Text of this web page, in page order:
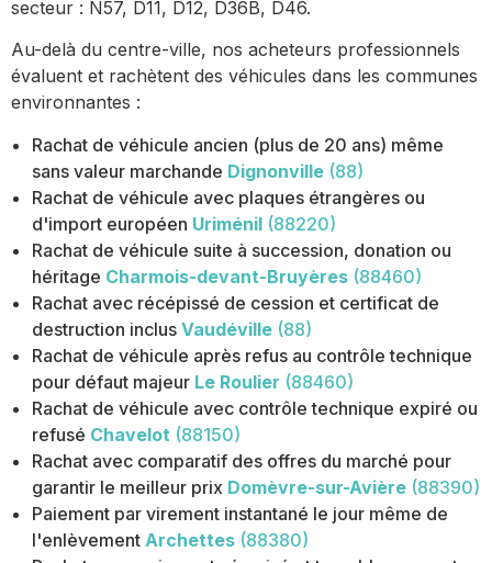
secteur : N57, D11, D12, D36B, D46.
Au-delà du centre-ville, nos acheteurs professionnels
évaluent et rachètent des véhicules dans les communes
environnantes :
Rachat de véhicule ancien (plus de 20 ans) même
sans valeur marchande Dignonville (88)
Rachat de véhicule avec plaques étrangères ou
d'import européen Uriménil (88220)
Rachat de véhicule suite à succession, donation ou
héritage Charmois-devant-Bruyères (88460)
Rachat avec récépissé de cession et certificat de
destruction inclus Vaudéville (88)
Rachat de véhicule après refus au contrôle technique
pour défaut majeur Le Roulier (88460)
Rachat de véhicule avec contrôle technique expiré ou
refusé Chavelot (88150)
Rachat avec comparatif des offres du marché pour
garantir le meilleur prix Domèvre-sur-Avière (88390)
Paiement par virement instantané le jour même de
l'enlèvement Archettes (88380)